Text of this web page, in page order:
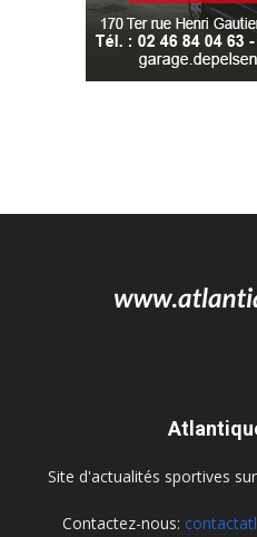
Site d'actualités sportives
Contactez-nous: